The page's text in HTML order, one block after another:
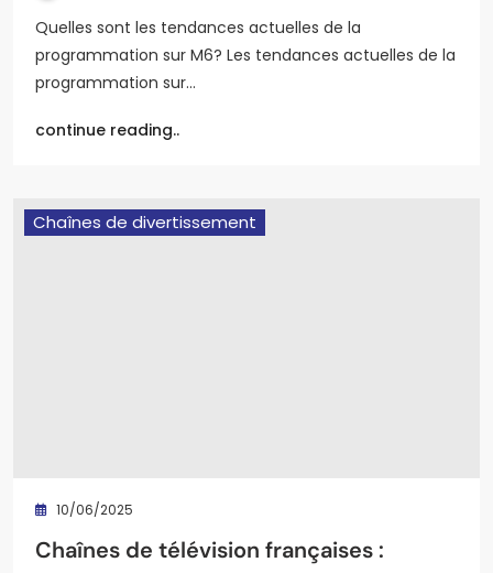
Quelles sont les tendances actuelles de la
programmation sur M6? Les tendances actuelles de la
programmation sur…
continue reading..
Chaînes de divertissement
10/06/2025
Chaînes de télévision françaises :